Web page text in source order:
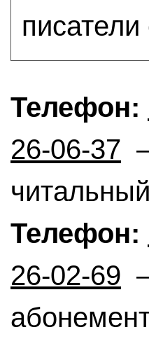
Телефон:
26-06-37
Телефон:
26-02-69